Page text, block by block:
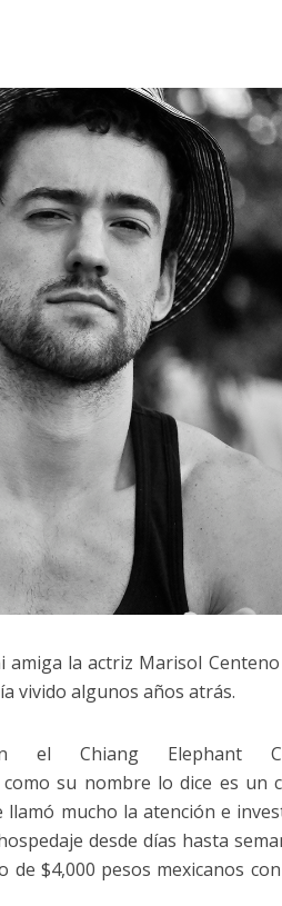
la actriz Marisol
vivido algunos años atrás.
Chiang Elephant
su nombre lo dice es un
mucho la atención e
desde días hasta
$4,000 pesos mexicanos